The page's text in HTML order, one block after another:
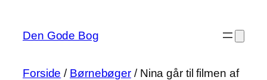
indhold
Den Gode Bog
Forside / Børnebøger / Nina går til filmen af